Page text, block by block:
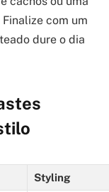
com um
dure o dia
Styling